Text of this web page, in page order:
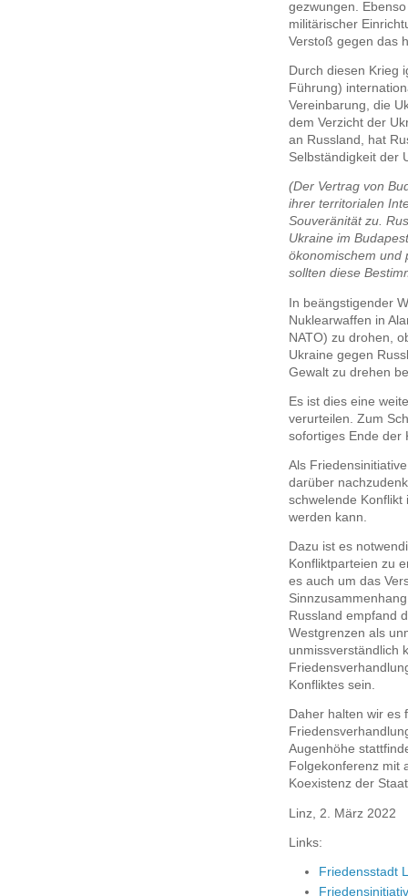
gezwungen.
militärischer
Verstoß gegen das
Durch diesen Krieg
Führung)
Vereinbarung, die
dem Verzicht der
an Russland, hat
Selbständigkeit der
(Der Vertrag von
ihrer territorialen
Souveränität zu.
Ukraine im
ökonomischem und
sollten diese
In beängstigender
Nuklearwaffen in
NATO) zu drohen,
Ukraine gegen
Gewalt zu drehen
Es ist dies eine
verurteilen. Zum
sofortiges Ende der
Als
darüber
schwelende Konflikt
werden kann.
Dazu ist es
Konfliktparteien zu
es auch um das
Russland empfand
Westgrenzen als
unmissverständlich
Konfliktes sein.
Daher halten wir es
Augenhöhe
Folgekonferenz mit
Koexistenz der
Linz, 2. März 2022
Links:
Friedensstadt